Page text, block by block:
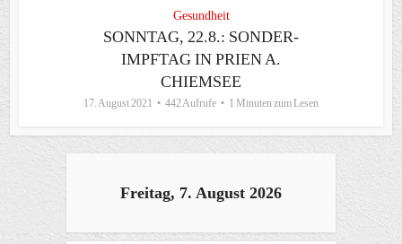
Gesundheit
SONNTAG, 22.8.: SONDER-
IMPFTAG IN PRIEN A.
CHIEMSEE
17. August 2021 442 Aufrufe 1 Minuten zum Lesen
Freitag, 7. August 2026